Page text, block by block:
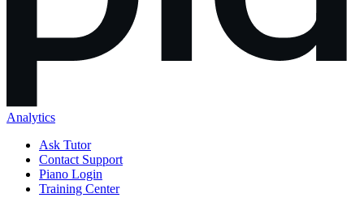
Analytics
Ask Tutor
Contact Support
Piano Login
Training Center